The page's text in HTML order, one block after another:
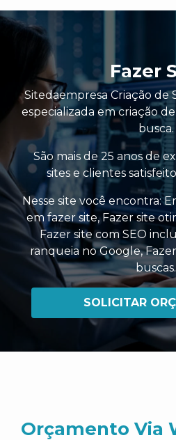
Fazer
Sitedaempresa Criação de
especializada em criação
busca.
São mais de 25 anos de
sites e clientes
Nesse site você encontra:
em fazer site,Fazer site
Fazer site com SEO
ranqueia no Google,
buscas.
SOLICITAR
Orçamento Via